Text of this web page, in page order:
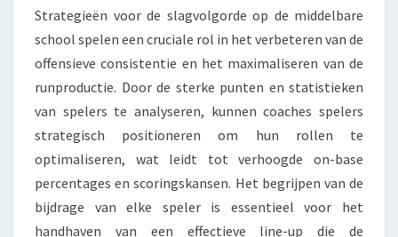
SPELERSROLLEN
Strategieën voor de slagvolgorde op de middelbare
school spelen een cruciale rol in het verbeteren van de
offensieve consistentie en het maximaliseren van de
runproductie. Door de sterke punten en statistieken
van spelers te analyseren, kunnen coaches spelers
strategisch positioneren om hun rollen te
optimaliseren, wat leidt tot verhoogde on-base
percentages en scoringskansen. Het begrijpen van de
bijdrage van elke speler is essentieel voor het
handhaven van een effectieve line-up die de